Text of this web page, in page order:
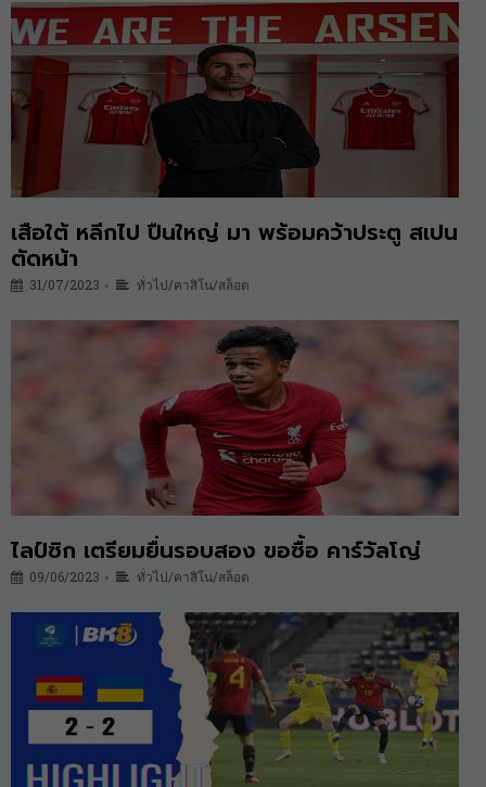
เสือใต้ หลีกไป ปืนใหญ่ มา พร้อมคว้าประตู สเปน
ตัดหน้า
31/07/2023 • ทั่วไป/คาสิโน/สล็อต
ไลป์ซิก เตรียมยื่นรอบสอง ขอซื้อ คาร์วัลโญ่
09/06/2023 • ทั่วไป/คาสิโน/สล็อต